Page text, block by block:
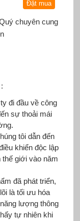
chuyên cung
đi đầu về công
sự thoải mái
tôi dẫn đến
khiển độc lập
thế giới vào năm
đã phát triển,
là tối ưu hóa
lượng thông
tự nhiên khi